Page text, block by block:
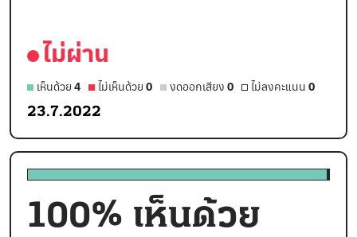
ไม่ผ่าน
เห็นด้วย 4 ไม่เห็นด้วย 0 งดออกเสียง 0 ไม่ลงคะแนน 0
23.7.2022
100% เห็นด้วย